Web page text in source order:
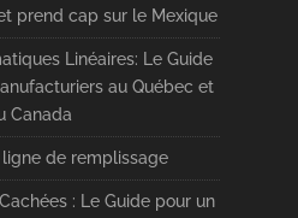
prend cap sur le Mexique
Linéaires: Le Guide
au Québec et
Canada
de remplissage
: Le Guide pour un